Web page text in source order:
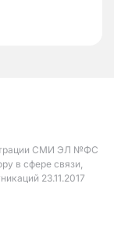
СМИ ЭЛ №ФС
в сфере связи,
23.11.2017